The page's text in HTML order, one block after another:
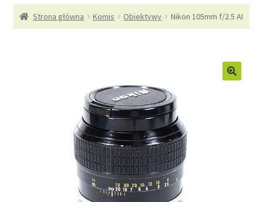
Strona główna Komis Obiektywy Nikon 105mm f/2.5 AI